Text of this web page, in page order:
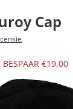
Cap
BESPAAR €19,00